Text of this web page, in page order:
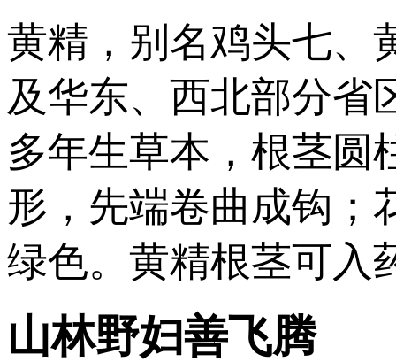
黄精，别名鸡头七、
及华东、西北部分省
多年生草本，根茎圆
形，先端卷曲成钩；
绿色。黄精根茎可入
山林野妇善飞腾